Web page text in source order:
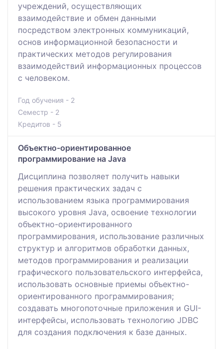
учреждений, осуществляющих
взаимодействие и обмен данными
посредством электронных коммуникаций,
основ информационной безопасности и
практических методов регулирования
взаимодействий информационных процессов
с человеком.
Год обучения - 2
Семестр - 2
Кредитов - 5
Объектно-ориентированное
программирование на Java
Дисциплина позволяет получить навыки
решения практических задач с
использованием языка программирования
высокого уровня Java, освоение технологии
объектно-ориентированного
программирования, использование различных
структур и алгоритмов обработки данных,
методов программирования и реализации
графического пользовательского интерфейса,
использовать основные приемы объектно-
ориентированного программирования;
создавать многопоточные приложения и GUI-
интерфейсы, использовать технологию JDBC
для создания подключения к базе данных.